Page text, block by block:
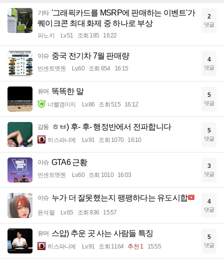
기타 '그래픽카드를 MSRP에 판매하는 이벤트'가
퀘이크콘 최대 화제 중 하나로 부상
파노키 Lv.51 조회 185 16:22
2
댓글
이슈 중국 전기차 7월 판매량
빈센트멧젠 Lv.60 조회 654 16:15
4
댓글
유머 똑똑한 말
너빨갱이지 Lv.86 조회 515 16:12
5
댓글
감동 ㅎㅂ) 후- 후- 행정반에서 전파합니다
히스파니에 Lv.91 조회 1070 16:10
5
댓글
이슈 GTA6 근황
빈센트멧젠 Lv.60 조회 1010 16:03
3
댓글
이슈 누가 더 잘못했는지 팽팽하다는 유도시합
윤석렬 Lv.65 조회 936 15:57
4
댓글
유머 스압) 추운 곳 사는 사람들 특징
히스파니에 Lv.91 조회 1164 추천 1 15:55
5
댓글